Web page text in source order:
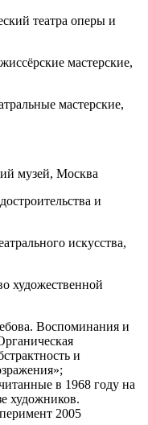
театра оперы и
мастерские,
мастерские,
музей, Москва
и
искусства,
художественной
Воспоминания и
и
в 1968 году на
художников.
2005